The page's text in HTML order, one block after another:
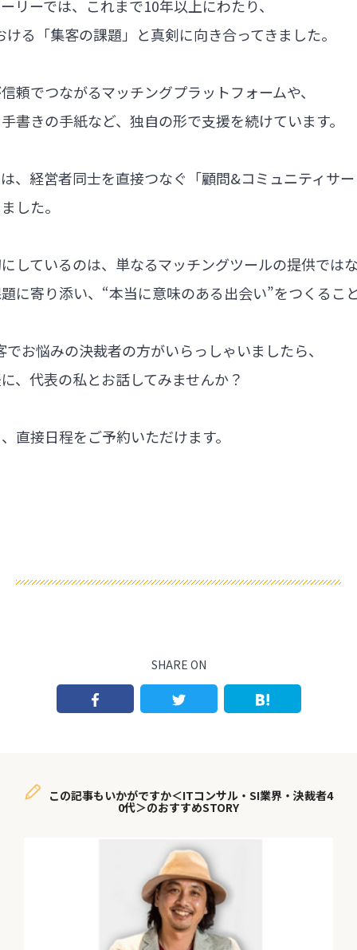
リーでは、これまで10年以上にわたり、
る「集客の課題」と真剣に向き合ってきました。
頼でつながるマッチングプラットフォームや、
書きの手紙など、独自の形で支援を続けています。
、経営者同士を直接つなぐ「顧問&コミュニティサ
した。
しているのは、単なるマッチングツールの提供では
に寄り添い、“本当に意味のある出会い”をつくるこ
お悩みの決裁者の方がいらっしゃいましたら、
、代表の私とお話してみませんか？
直接日程をご予約いただけます。
SHARE ON
この記事もいかがですか＜ITコンサル・SI業界・決裁者4
0代＞のおすすめSTORY